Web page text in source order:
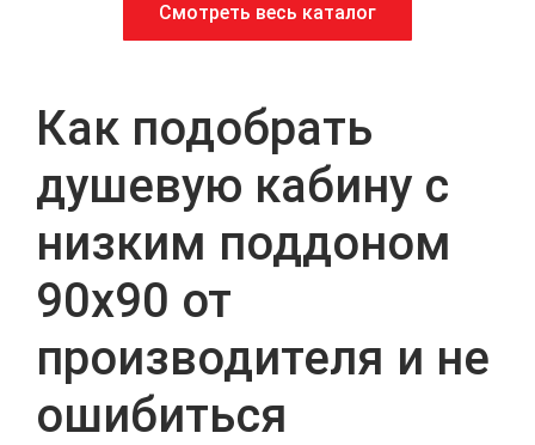
Смотреть весь каталог
Как подобрать
душевую кабину с
низким поддоном
90х90 от
производителя и не
ошибиться